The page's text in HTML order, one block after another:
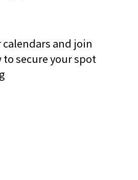
and join
to secure your spot